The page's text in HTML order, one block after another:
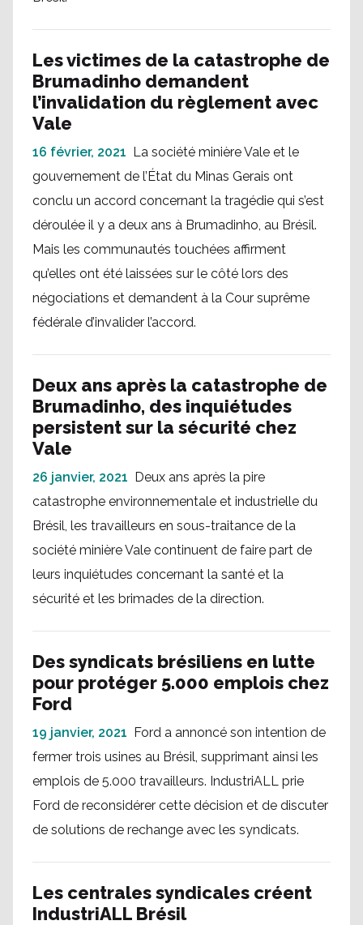
Les victimes de la catastrophe de
Brumadinho demandent
l’invalidation du règlement avec
Vale
16 février, 2021 La société minière Vale et le
gouvernement de l’État du Minas Gerais ont
conclu un accord concernant la tragédie qui s’est
déroulée il y a deux ans à Brumadinho, au Brésil.
Mais les communautés touchées affirment
qu’elles ont été laissées sur le côté lors des
négociations et demandent à la Cour suprême
fédérale d’invalider l’accord.
Deux ans après la catastrophe de
Brumadinho, des inquiétudes
persistent sur la sécurité chez
Vale
26 janvier, 2021 Deux ans après la pire
catastrophe environnementale et industrielle du
Brésil, les travailleurs en sous-traitance de la
société minière Vale continuent de faire part de
leurs inquiétudes concernant la santé et la
sécurité et les brimades de la direction.
Des syndicats brésiliens en lutte
pour protéger 5.000 emplois chez
Ford
19 janvier, 2021 Ford a annoncé son intention de
fermer trois usines au Brésil, supprimant ainsi les
emplois de 5.000 travailleurs. IndustriALL prie
Ford de reconsidérer cette décision et de discuter
de solutions de rechange avec les syndicats.
Les centrales syndicales créent
IndustriALL Brésil